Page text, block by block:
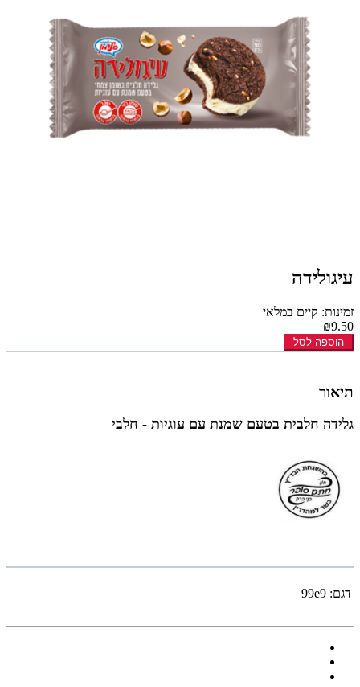
עיגולידה
זמינות: קיים במלאי
₪9.50
הוספה לסל
תיאור
גלידה חלבית בטעם שמנת עם עוגיות - חלבי
דגם: 99e9